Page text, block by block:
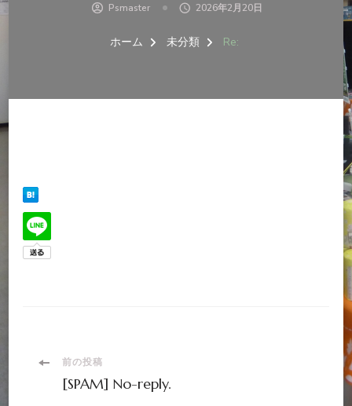
Psmaster 2026年2月20日
ホーム 未分類 Re:
投
前の投稿
[SPAM] No-reply.